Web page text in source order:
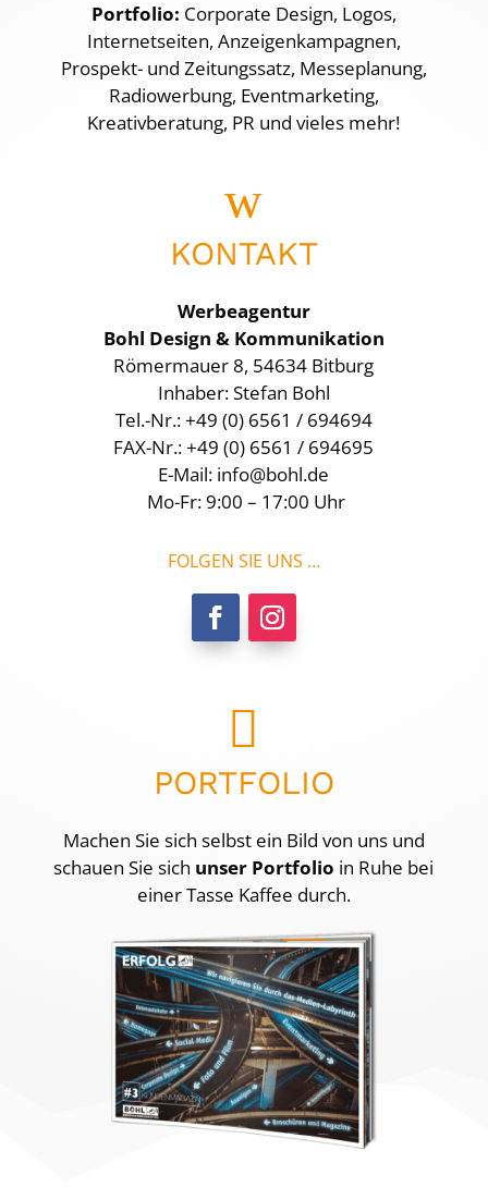
Portfolio: Corporate Design, Logos,
Internetseiten, Anzeigenkampagnen,
Prospekt- und Zeitungssatz, Messeplanung,
Radiowerbung, Eventmarketing,
Kreativberatung, PR und vieles mehr!
w
KONTAKT
Werbeagentur
Bohl Design & Kommunikation
Römermauer 8, 54634 Bitburg
Inhaber: Stefan Bohl
Tel.-Nr.: +49 (0) 6561 / 694694
FAX-Nr.: +49 (0) 6561 / 694695
E-Mail: info@bohl.de
Mo-Fr: 9:00 – 17:00 Uhr
FOLGEN SIE UNS …

PORTFOLIO
Machen Sie sich selbst ein Bild von uns und
schauen Sie sich unser Portfolio in Ruhe bei
einer Tasse Kaffee durch.